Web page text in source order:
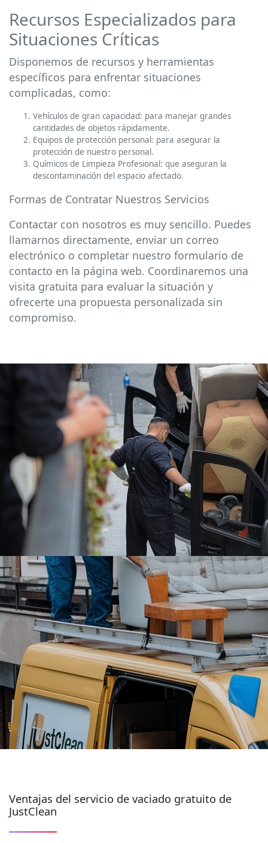
Recursos Especializados para
Situaciones Críticas
Disponemos de recursos y herramientas
específicos para enfrentar situaciones
complicadas, como:
Vehículos de gran capacidad: para manejar grandes
cantidades de objetos rápidamente.
Equipos de protección personal: para asegurar la
protección de nuestro personal.
Químicos de Limpieza Profesional: que aseguran la
descontaminación del espacio afectado.
Formas de Contratar Nuestros Servicios
Contactar con nosotros es muy sencillo. Puedes
llamarnos directamente, enviar un correo
electrónico o completar nuestro formulario de
contacto en la página web. Coordinaremos una
visita gratuita para evaluar la situación y
ofrecerte una propuesta personalizada sin
compromiso.
Ventajas del servicio de vaciado gratuito de
JustClean